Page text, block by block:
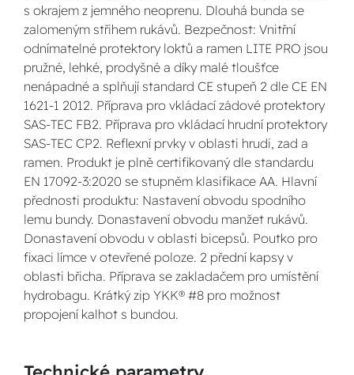
s okrajem z jemného neoprenu. Dlouhá bunda se
zalomeným střihem rukávů. Bezpečnost: Vnitřní
odnímatelné protektory loktů a ramen LITE PRO jsou
pružné, lehké, prodyšné a díky malé tloušťce
nenápadné a splňují standard CE stupeň 2 dle CE EN
1621-1 2012. Příprava pro vkládací zádové protektory
SAS-TEC FB2. Příprava pro vkládací hrudní protektory
SAS-TEC CP2. Reflexní prvky v oblasti hrudi, zad a
ramen. Produkt je plně certifikovaný dle standardu
EN 17092-3:2020 se stupněm klasifikace AA. Hlavní
přednosti produktu: Nastavení obvodu spodního
lemu bundy. Donastavení obvodu manžet rukávů.
Donastavení obvodu v oblasti bicepsů. Poutko pro
fixaci límce v otevřené poloze. 2 přední kapsy v
oblasti břicha. Příprava se zakladačem pro umístění
hydrobagu. Krátký zip YKK® #8 pro možnost
propojení kalhot s bundou.